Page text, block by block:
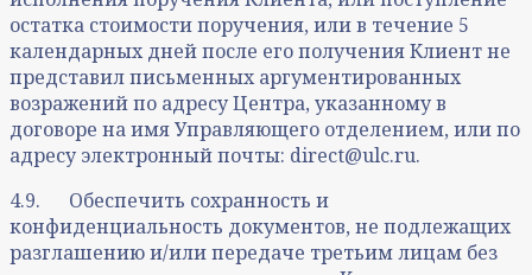
остатка стоимости поручения, или в течение 5
календарных дней после его получения Клиент не
представил письменных аргументированных
возражений по адресу Центра, указанному в
договоре на имя Управляющего отделением, или по
адресу электронный почты: direct@ulc.ru.
4.9. Обеспечить сохранность и
конфиденциальность документов, не подлежащих
разглашению и/или передаче третьим лицам без